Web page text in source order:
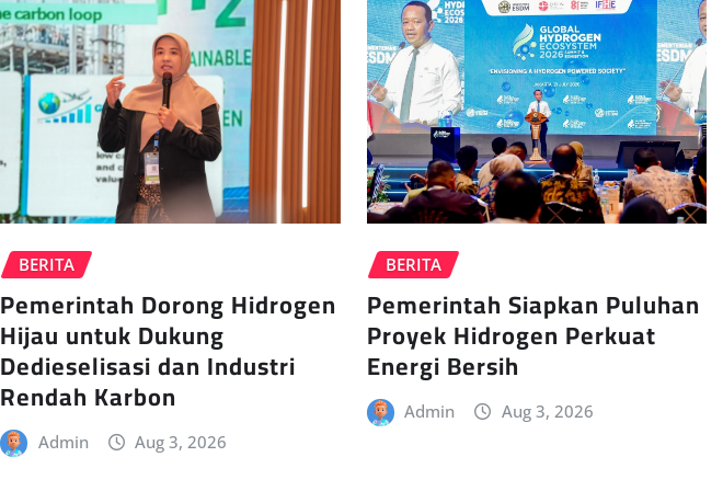
BERITA
Pemerintah Dorong Hidrogen
Hijau untuk Dukung
Dedieselisasi dan Industri
Rendah Karbon
Admin Aug 3, 2026
BERITA
Pemerintah Siapkan Puluhan
Proyek Hidrogen Perkuat
Energi Bersih
Admin Aug 3, 2026